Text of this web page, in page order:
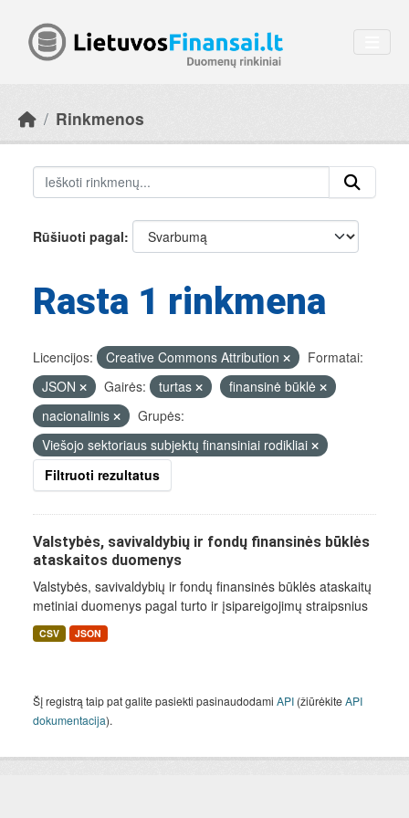
Rinkmenos
Rūšiuoti pagal
Rasta 1 rinkmena
Licencijos: Creative Commons Attribution
Formatai:
JSON
Gairės: turtas
finansinė būklė
nacionalinis
Grupės:
Viešojo sektoriaus subjektų finansiniai rodikliai
Filtruoti rezultatus
Valstybės, savivaldybių ir fondų finansinės būklės
ataskaitos duomenys
Valstybės, savivaldybių ir fondų finansinės būklės ataskaitų
metiniai duomenys pagal turto ir įsipareigojimų straipsnius
CSV JSON
Šį registrą taip pat galite pasiekti pasinaudodami API (žiūrėkiteAPI
dokumentacija).